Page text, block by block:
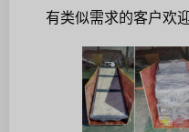
有类似需求的客户欢